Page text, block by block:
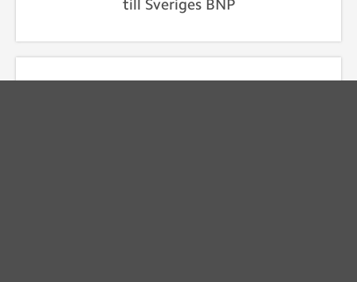
till Sveriges BNP